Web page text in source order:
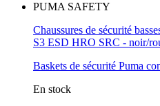
PUMA SAFETY
Chaussures de sécurité
S3 ESD HRO SRC - noir/
Baskets de sécurité Puma
En stock